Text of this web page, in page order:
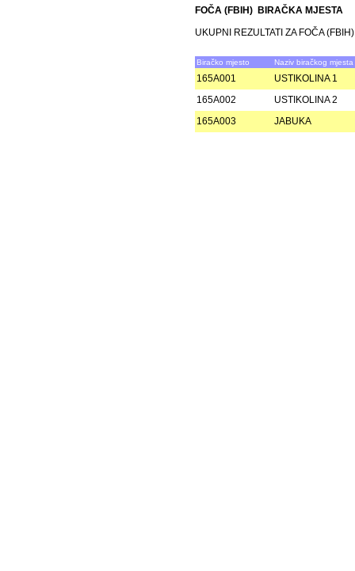
FOČA (FBIH) BIRAČKA MJESTA
UKUPNI REZULTATI ZA FOČA (FBIH)
Biračko mjesto Naziv biračkog mjesta
165A001
USTIKOLINA 1
165A002
USTIKOLINA 2
165A003
JABUKA